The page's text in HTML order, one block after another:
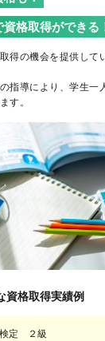
格取得ができる
得の機会を提供して
指導により、学生一
す。
資格取得実績例
検定 ２級